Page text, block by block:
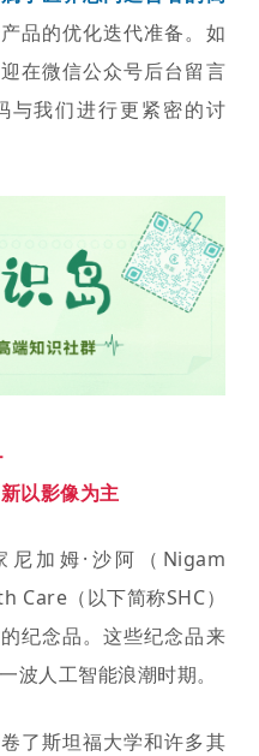
品的优化迭代准备。如
在微信公众号后台留言
与我们进行更紧密的讨
以影像为主
加姆·沙阿（Nigam
（以下简称SHC）
纪念品。这些纪念品来
波人工智能浪潮时期。
了斯坦福大学和许多其